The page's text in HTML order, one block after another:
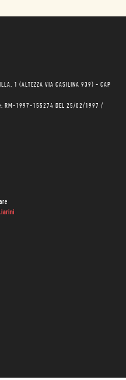
1 (ALTEZZA VIA CASILINA 939) - CAP
RM-1997-155274 DEL 25/02/1997 /